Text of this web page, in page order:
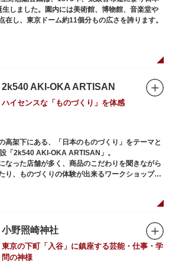
しました。園内には美術館、博物館、音楽堂や
在し、東京ドーム約11個分もの広さを誇ります。
など約1,200本の桜が植えられた園内は、桜の名
にはライトアップされた夜桜が一層風情を添え、
となります。不忍池（しのばずのいけ）は江戸時
を楽しむ人の姿も見られるスポットです。
芸術作品や文化・自然科学に触れたり、歴史の薫
楽しんではいかがでしょうか。1日では見てまわ
ふれた公園です。
2k540 AKI-OKA ARTISAN
ハイセンスな「ものづくり」を体感
高架下にある、「日本のものづくり」をテーマと
「2k540 AKI-OKA ARTISAN」。
なった店舗が多く、商品のこだわりを聞きながら
り、ものづくりの体験が出来るワークショップに
ナル商品を作ったり、クリエイターと直接コミュ
のショッピングが楽しめます。飲食店もあるので
ザインの商品に出会うことができます。
2k540m付近にあることから「2k540」、秋葉原
町駅（OKACHIMACHI）の間にあるという造語
で「職人」を意味する「ARTISAN」を組み合わ
小野照崎神社
東京の下町「入谷」に鎮座する芸能・仕事・学
問の神様